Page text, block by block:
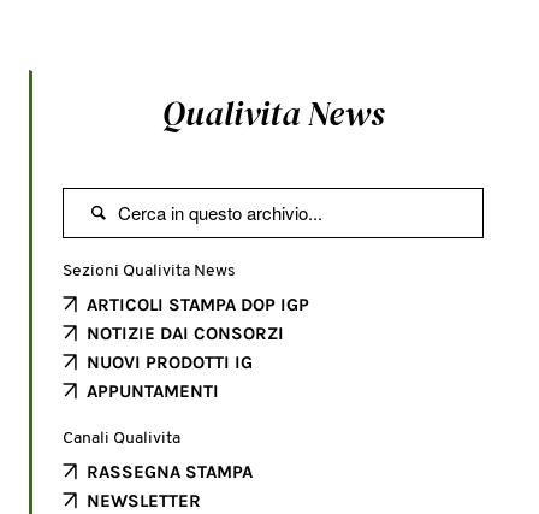
Qualivita News

Sezioni Qualivita News
ARTICOLI STAMPA DOP IGP
NOTIZIE DAI CONSORZI
NUOVI PRODOTTI IG
APPUNTAMENTI
Canali Qualivita
RASSEGNA STAMPA
NEWSLETTER